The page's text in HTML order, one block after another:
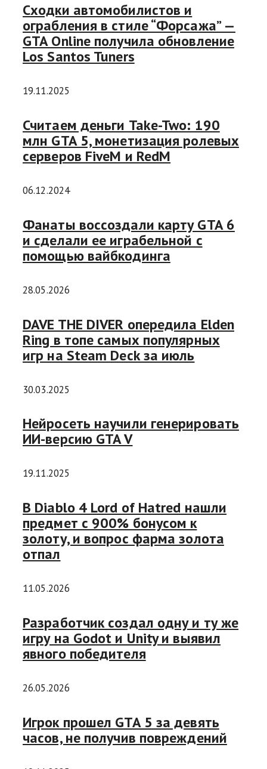
Сходки автомобилистов и
ограбления в стиле “Форсажа” —
GTA Online получила обновление
Los Santos Tuners
19.11.2025
Считаем деньги Take-Two: 190
млн GTA 5, монетизация ролевых
серверов FiveM и RedM
06.12.2024
Фанаты воссоздали карту GTA 6
и сделали ее играбельной с
помощью вайбкодинга
28.05.2026
DAVE THE DIVER опередила Elden
Ring в топе самых популярных
игр на Steam Deck за июль
30.03.2025
Нейросеть научили генерировать
ИИ-версию GTA V
19.11.2025
В Diablo 4 Lord of Hatred нашли
предмет с 900% бонусом к
золоту, и вопрос фарма золота
отпал
11.05.2026
Разработчик создал одну и ту же
игру на Godot и Unity и выявил
явного победителя
26.05.2026
Игрок прошел GTA 5 за девять
часов, не получив повреждений